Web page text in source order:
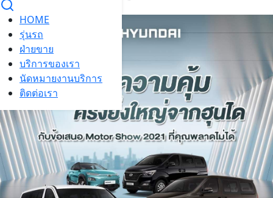
HOME
รุ่นรถ
ฝ่ายขาย
บริการของเรา
นัดหมายงานบริการ
ติดต่อเรา
ประชาสัมพันธ์